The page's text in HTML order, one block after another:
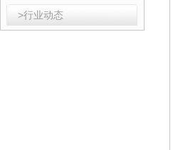
>行业动态